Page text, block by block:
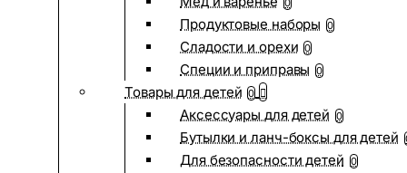
0
Продуктовые наборы 0
Сладости и орехи 0
Специи и приправы 0
Товары для детей 0
Аксессуары для детей 0
Бутылки и ланч-боксы для детей
Для безопасности детей 0